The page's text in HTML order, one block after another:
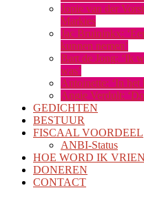
Jopie van der
Markies
Jac Bruininkx:
kunnen nemen’
Bart de Jong: ‘Ik
was’
Antoinette: ‘In het
Angie Verdult:
GEDICHTEN
BESTUUR
FISCAAL VOORDEEL
ANBI-Status
HOE WORD IK
DONEREN
CONTACT